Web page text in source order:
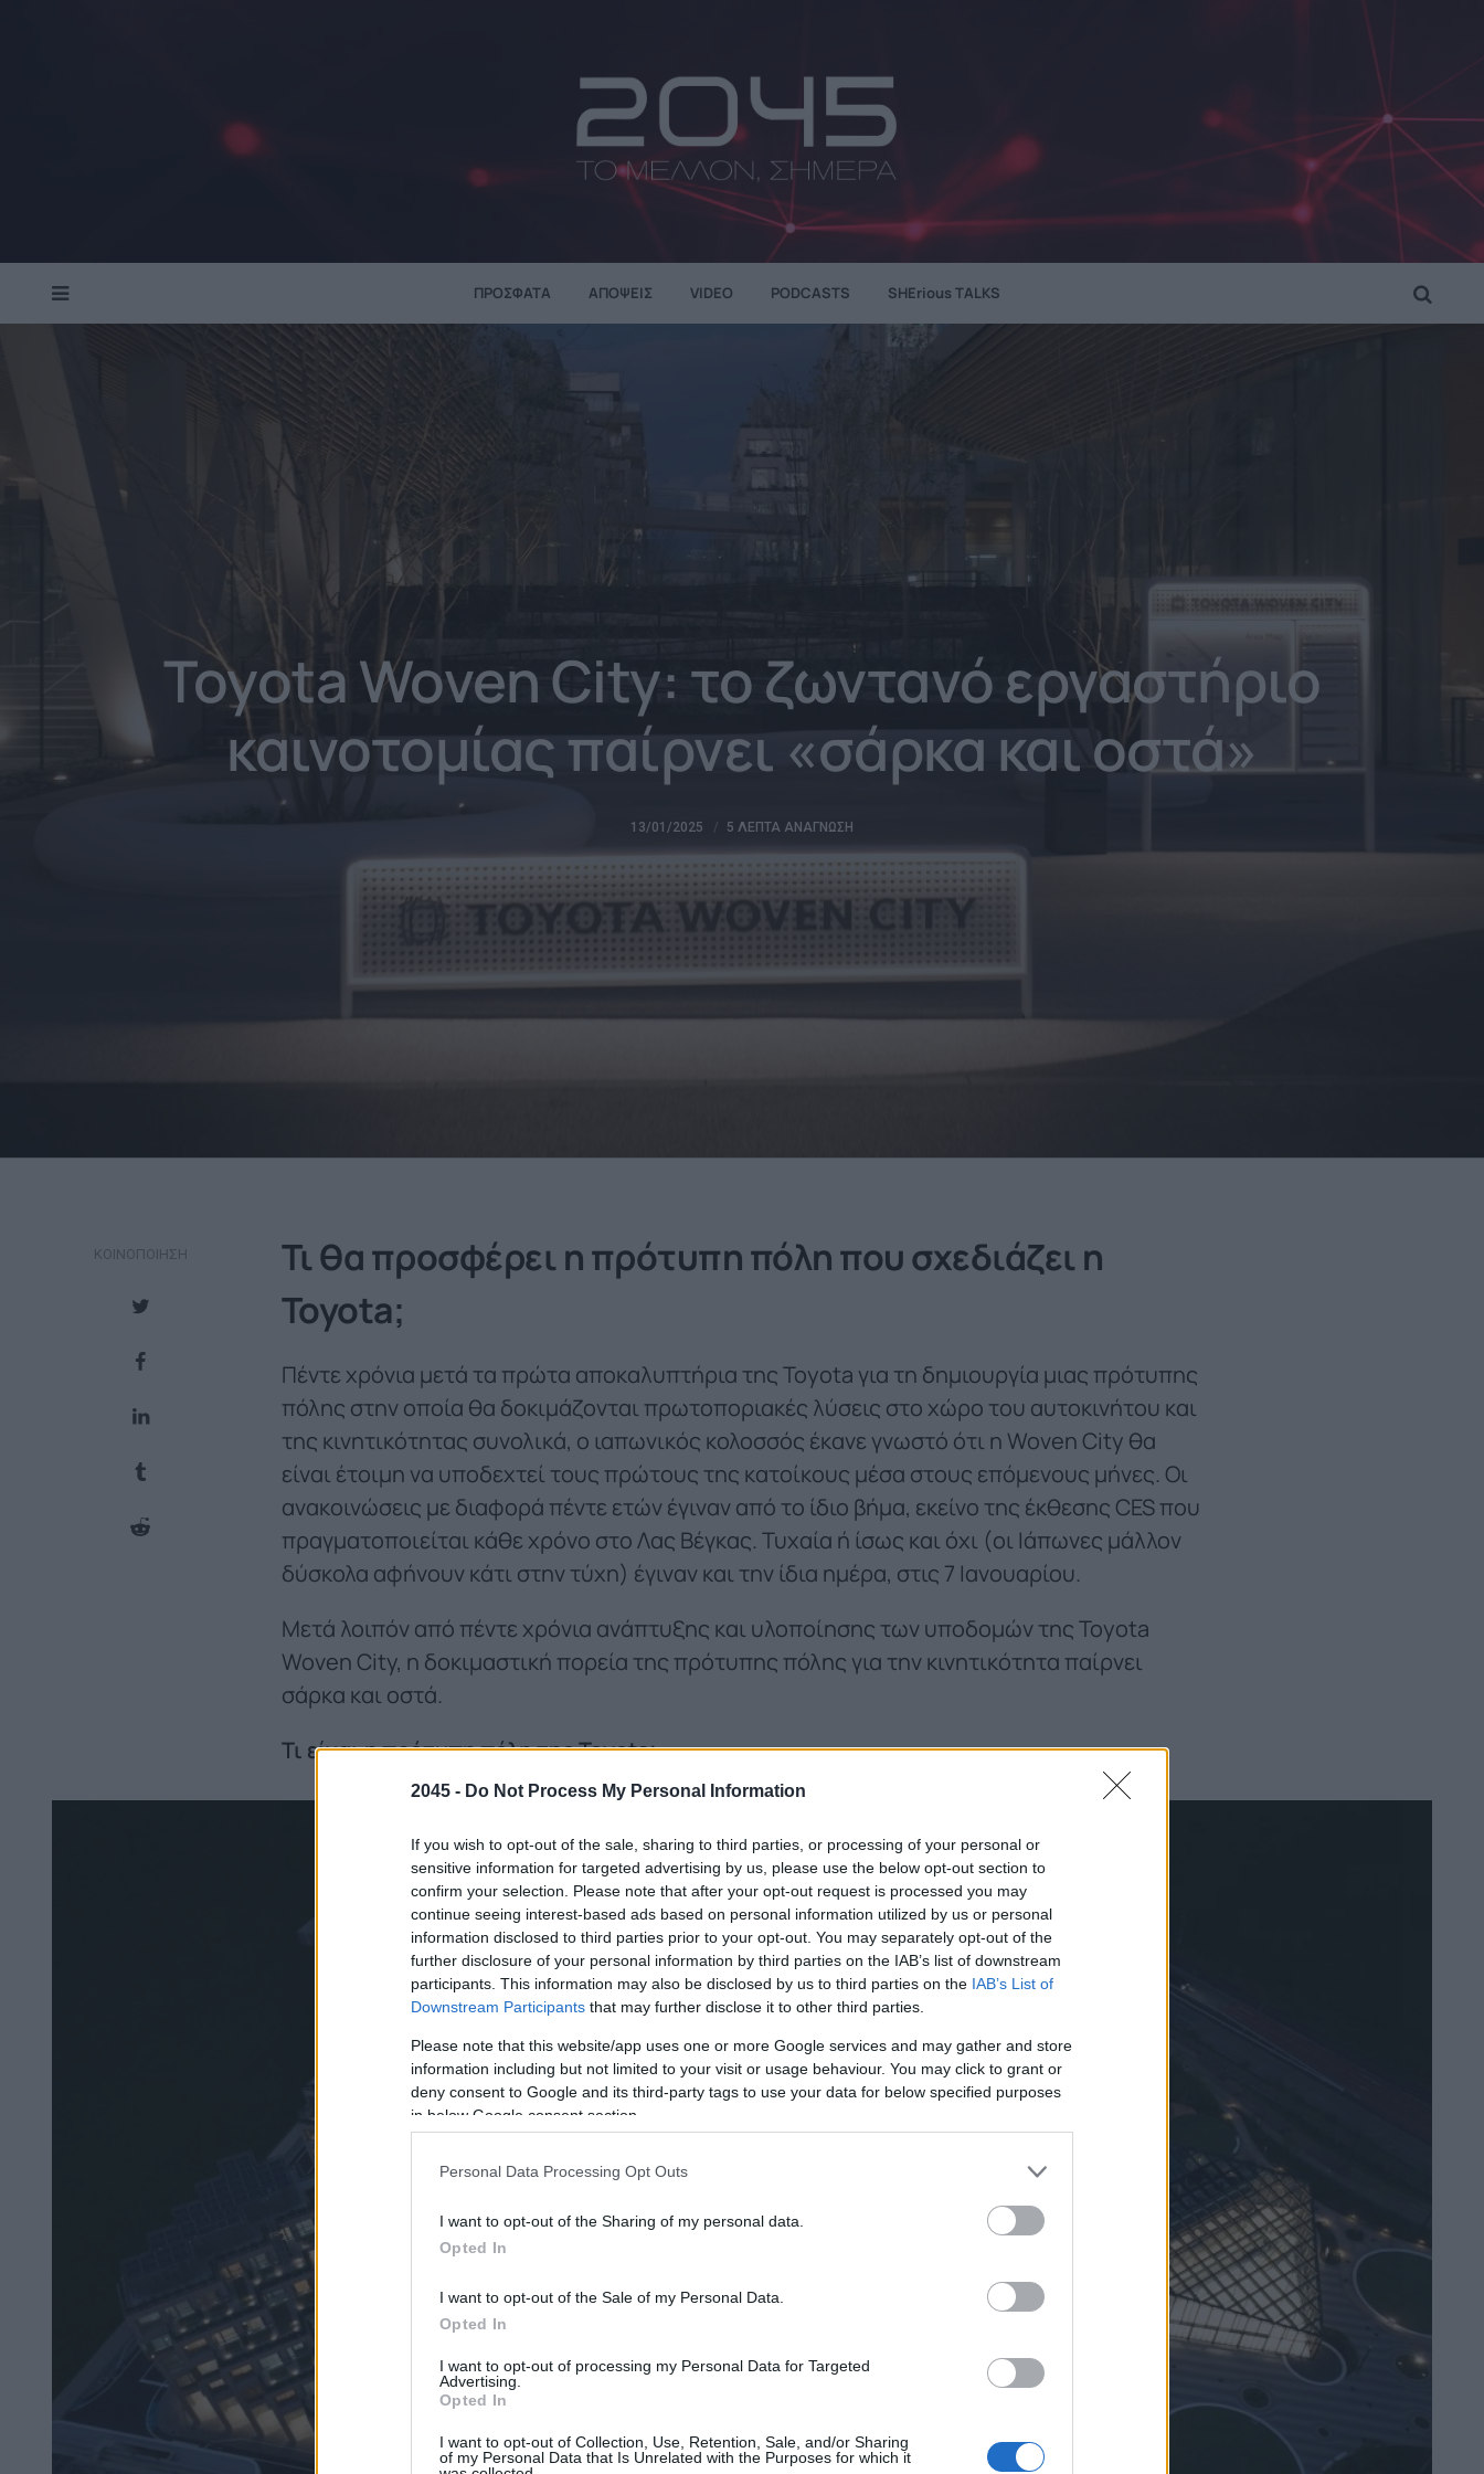
2045 - Do Not Process My Personal Information
If you wish to opt-out of the sale, sharing to third parties, or processing of your personal or
sensitive information for targeted advertising by us, please use the below opt-out section to
confirm your selection. Please note that after your opt-out request is processed you may
continue seeing interest-based ads based on personal information utilized by us or personal
information disclosed to third parties prior to your opt-out. You may separately opt-out of the
further disclosure of your personal information by third parties on the IAB’s list of downstream
participants. This information may also be disclosed by us to third parties on the IAB’s List of
Downstream Participants that may further disclose it to other third parties.
Please note that this website/app uses one or more Google services and may gather and store
information including but not limited to your visit or usage behaviour. You may click to grant or
deny consent to Google and its third-party tags to use your data for below specified purposes
in below Google consent section.
Personal Data Processing Opt Outs
I want to opt-out of the Sharing of my personal data.
Opted In
I want to opt-out of the Sale of my Personal Data.
Opted In
I want to opt-out of processing my Personal Data for Targeted
Advertising.
Opted In
I want to opt-out of Collection, Use, Retention, Sale, and/or Sharing
of my Personal Data that Is Unrelated with the Purposes for which it
ΠΡΌΣΦΑΤΑ ΑΠΌΨΕΙΣ VIDEO PODCASTS
SHErious TALKS
SEARCH
Toyota Woven City: το ζωντανό εργαστήριο
καινοτομίας παίρνει «σάρκα και οστά»
13/01/2025 5 ΛΕΠΤΆ ΑΝΆΓΝΩΣΗ
ΚΟΙΝΟΠΟΊΗΣΗ
Τι θα προσφέρει η πρότυπη πόλη που σχεδιάζει η
Toyota;
Πέντε χρόνια μετά τα πρώτα αποκαλυπτήρια της Toyota για τη δημιουργία μιας πρότυπης
πόλης στην οποία θα δοκιμάζονται πρωτοποριακές λύσεις στο χώρο του αυτοκινήτου και
της κινητικότητας συνολικά, ο ιαπωνικός κολοσσός έκανε γνωστό ότι η Woven City θα
είναι έτοιμη να υποδεχτεί τους πρώτους της κατοίκους μέσα στους επόμενους μήνες. Οι
ανακοινώσεις με διαφορά πέντε ετών έγιναν από το ίδιο βήμα, εκείνο της έκθεσης CES που
πραγματοποιείται κάθε χρόνο στο Λας Βέγκας. Τυχαία ή ίσως και όχι (οι Ιάπωνες μάλλον
δύσκολα αφήνουν κάτι στην τύχη) έγιναν και την ίδια ημέρα, στις 7 Ιανουαρίου.
Μετά λοιπόν από πέντε χρόνια ανάπτυξης και υλοποίησης των υποδομών της Toyota
Woven City, η δοκιμαστική πορεία της πρότυπης πόλης για την κινητικότητα παίρνει
σάρκα και οστά.
Τι είναι η πρότυπη πόλη της Toyota;